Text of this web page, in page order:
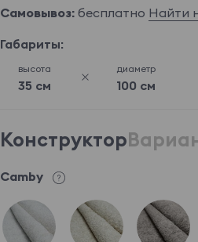
Самовывоз:бесплатно Найти
Габариты:
высота
35 см
диаметр
100 см
Конструктор
Camby